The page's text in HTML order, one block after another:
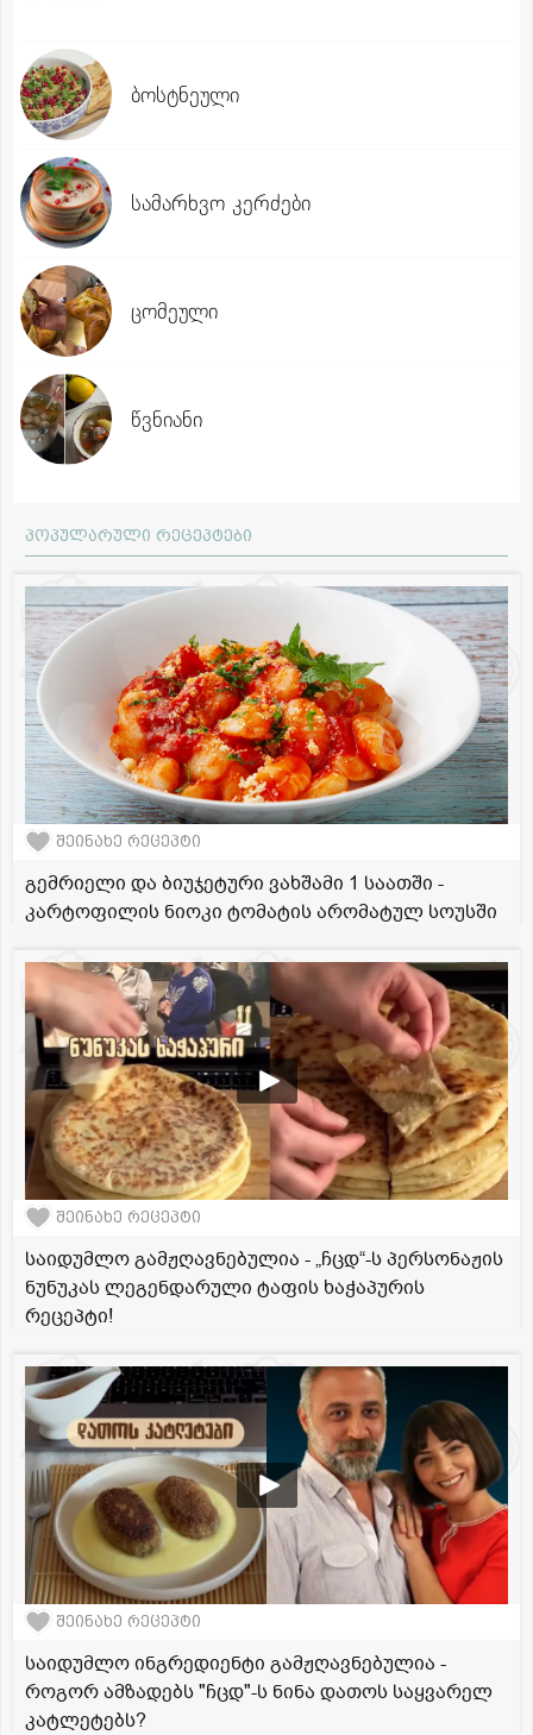
ბოსტნეული
სამარხვო კერძები
ცომეული
წვნიანი
პოპულარული რეცეპტები
შეინახე რეცეპტი
გემრიელი და ბიუჯეტური ვახშამი 1 საათში -
კარტოფილის ნიოკი ტომატის არომატულ სოუსში
შეინახე რეცეპტი
საიდუმლო გამჟღავნებულია - „ჩცდ“-ს პერსონაჟის
ნუნუკას ლეგენდარული ტაფის ხაჭაპურის
რეცეპტი!
შეინახე რეცეპტი
საიდუმლო ინგრედიენტი გამჟღავნებულია -
როგორ ამზადებს "ჩცდ"-ს ნინა დათოს საყვარელ
კატლეტებს?